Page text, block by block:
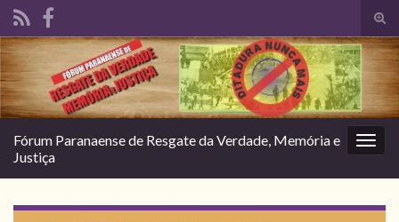
de
Search for:
Fórum Paranaense de Resgate da Verdade, Memória e
Justiça